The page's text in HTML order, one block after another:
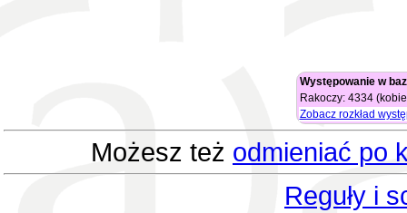
Występowanie w
Rakoczy: 4334
Zobacz rozkład
Możesz też odmieniać po
Reguły i